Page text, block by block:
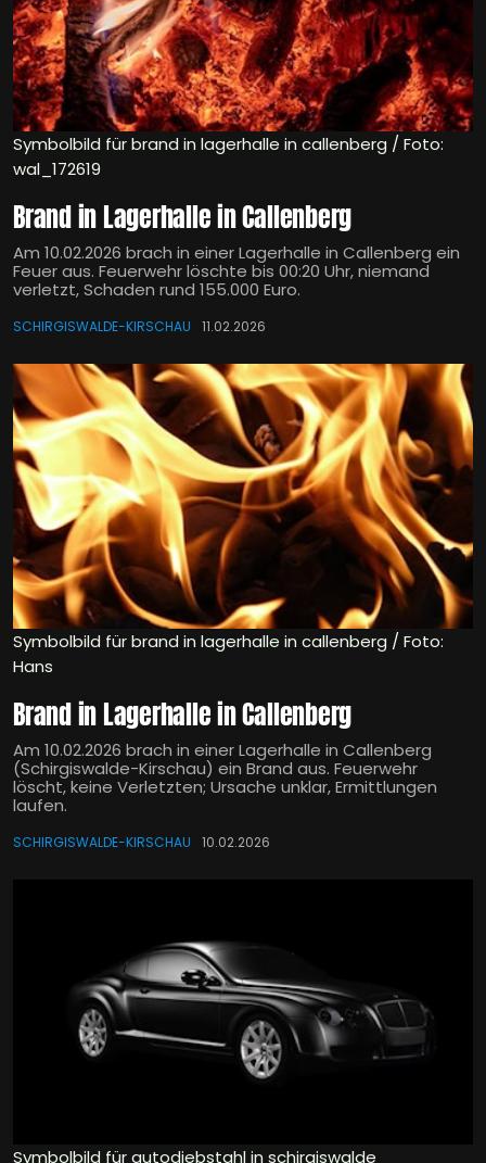
Symbolbild für brand in lagerhalle in callenberg / Foto:
wal_172619
Brand in Lagerhalle in Callenberg
Am 10.02.2026 brach in einer Lagerhalle in Callenberg ein
Feuer aus. Feuerwehr löschte bis 00:20 Uhr, niemand
verletzt, Schaden rund 155.000 Euro.
SCHIRGISWALDE-KIRSCHAU 11.02.2026
Symbolbild für brand in lagerhalle in callenberg / Foto:
Hans
Brand in Lagerhalle in Callenberg
Am 10.02.2026 brach in einer Lagerhalle in Callenberg
(Schirgiswalde-Kirschau) ein Brand aus. Feuerwehr
löscht, keine Verletzten; Ursache unklar, Ermittlungen
laufen.
SCHIRGISWALDE-KIRSCHAU 10.02.2026
Symbolbild für autodiebstahl in schirgiswalde